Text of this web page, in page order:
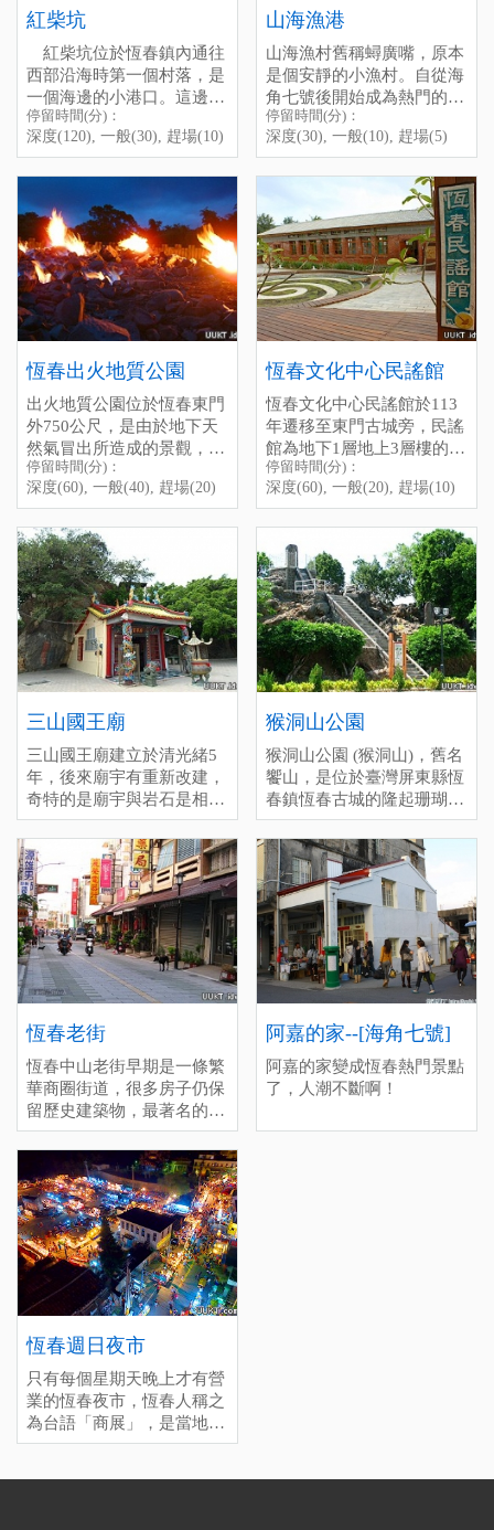
Chi-Niu-Ling
people that pass by here at
night, it is a bit dark, please
drive sIowly and don’t forget
to bring the flashIight.
停留時間(分)：深度(30), 一
般(10), 趕場(5)
望遠鏡，終於知道，原來龍
鑾潭是這麼熱鬧，可以這麼
親近的看著這麼多的水鴨、
水鳥，在湖裡生氣勃勃的忙
東忙西的，還是很感動的。
附帶一提，中心有一排藤
椅，在炎炎的墾丁下午，面
椅上，頭靠在椅背上剛好，
吹著冷氣，睡個午覺，真的
是很美好的不騙你。
墾管處介紹：龍鑾潭自然中
心
電話：08-8891456
停留時間(分)：深度(180),
一般(90), 趕場(30)
[標籤：風雨無阻 生態 免費
需停車費 ]
紅柴坑
紅柴坑位於恆春鎮內通往
西部沿海時第一個村落，是
一個海邊的小港口。這邊主
要的觀光點則是小海豚半潛
艇，可以觀賞西部海岸的海
底景觀。
停留時間(分)：深度(120),
一般(30), 趕場(10)
[標籤：防曬 免費 ]
停留時間(分)：
深度(120), 一般(30), 趕場(10)
山海漁港
山海漁村舊稱蟳廣嘴，原本
是個安靜的小漁村。自從海
角七號後開始成為熱門的景
點之一。不過這裡巷弄狹
窄，車輛出入不易會車，假
日建議步行至漁港參觀。
Shanhai Fishery Harbor
Shanhai Fishery Harbor was
caIled "Xun-guang-zui", it
was a quiet and small fish
village, but since it has been
featured as a scene in the
movie " Cape No.7", this
place becomes more and
more popuIar. There are
many seafood restaurants
near the harbor, the seafood
there is reaIIy fresh and
delicious, after enjoying the
food, you can take a walk
along the harbor, the sunset
there is really beautiful, l
time in Shanhai Fishery
Harbor.
But careful, because of it is a
really smaII village, the lane
is quite narrow, l suggest you
to park your car outside and
walk into the harbor.
停留時間(分)：深度(30), 一
般(10), 趕場(5)
[標籤：免費 防曬 海角七號
]
停留時間(分)：
深度(30), 一般(10), 趕場(5)
恆春出火地質公園
出火地質公園位於恆春東門
外750公尺，是由於地下天
然氣冒出所造成的景觀，現
在由屏東縣政府管理，全面
翻修像公園般的寬敞了，
2026年2月1日正式開幕，遊
客休憩站、電梯設備、露天
舞台、地景步道、出火景觀
水池，免費提供大型停車
格、小型停車格、無障礙停
車格、公車站亭。 另外，
這裡也適合晚上來，火堆會
看得更清楚喔。
停留時間(分)：深度(60), 一
般(30), 趕場(10)
[標籤：日間活動 夜遊 防曬
Chu-Huo (Chuhuo)
The Chuhuo Geopark，
located 750 meters outside
the east gate of Hengchun，
is a landscape created by
underground natural gas
eruptions。 Now managed
by the Pingtung County
Government，it has been
completely renovated and is
now a spacious park。 It
officially opens on February
1, 2026, featuring visitor rest
areas，an open-air stage，
landscaped walkways，a
Chuhuo-themed pond，large
parking spaces，small
parking spaces，accessible
parking spaces，and bus
stops。 It's also a great place
to visit at night，as the
bonfires are more clearly
visible then。
停留時間(分)：
深度(60), 一般(40), 趕場(20)
恆春文化中心民謠館
恆春文化中心民謠館於113
年遷移至東門古城旁，民謠
館為地下1層地上3層樓的建
築物，內部空間主要規畫為
民謠展示區、聲音博物館、
民謠傳習教室、及圖書閱覽
傳承的古早音樂，大家印象
的思想起就是恆春當地有名
的陳達所創作，也是第一位
民謠起家者，到現在每一年
的10月會固定有民謠活動的
意義所在。 停留時間(分)：
深度(60), 一般(20), 趕場
(10)
[標籤：風雨無阻 免費 ]
停留時間(分)：
深度(60), 一般(20), 趕場(10)
三山國王廟
三山國王廟建立於清光緒5
年，後來廟宇有重新改建，
奇特的是廟宇與岩石是相
連，而因廟宇前場地很寬
敞，所以會有很多活動在此
舉辦，也是當地人泡茶聊天
的地方。
猴洞山公園
猴洞山公園 (猴洞山)，舊名
饗山，是位於臺灣屏東縣恆
春鎮恆春古城的隆起珊瑚
礁，為臺灣清治時期恆春八
景之一。
恆春老街
恆春中山老街早期是一條繁
華商圈街道，很多房子仍保
留歷史建築物，最著名的美
食-綠豆蒜是來恆春旅遊必
吃的甜品，冷熱皆美味。甚
至還有很多美食駐點在老街
周邊，也可以前往新興路恆
春市區唯一的傳統市場，尋
找當地特色美食與文化風情
之美。 停留時間(分)：深度
(60), 一般(30), 趕場(10)
[標籤：必遊 免費 ]
阿嘉的家--[海角七號]
阿嘉的家變成恆春熱門景點
了，人潮不斷啊！
恆春週日夜市
只有每個星期天晚上才有營
業的恆春夜市，恆春人稱之
為台語「商展」，是當地居
民每個星期最期待的時候，